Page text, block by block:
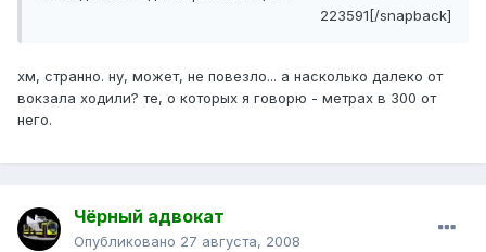
223591[/snapback]
хм, странно. ну, может, не повезло... а насколько далеко от
вокзала ходили? те, о которых я говорю - метрах в 300 от
него.
Чёрный адвокат
Опубликовано 27 августа, 2008